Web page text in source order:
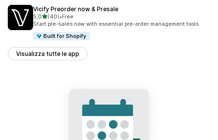
Vicify Preorder now & Presale
5,0stelle su 5
(40)
40 recensioni totali
•Free
Start pre-sales now with essential pre-order management tools.
Built for Shopify
Visualizza tutte le app